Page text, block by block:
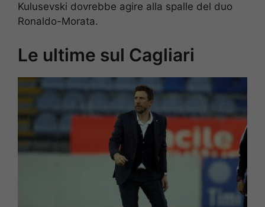
Kulusevski dovrebbe agire alla spalle del duo
Ronaldo-Morata.
Le ultime sul Cagliari